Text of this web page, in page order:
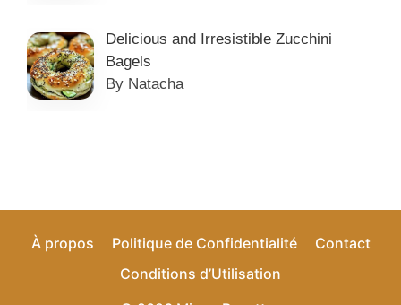
Delicious and Irresistible Zucchini
Bagels
By Natacha
À propos Politique de Confidentialité
Contact
Conditions d’Utilisation